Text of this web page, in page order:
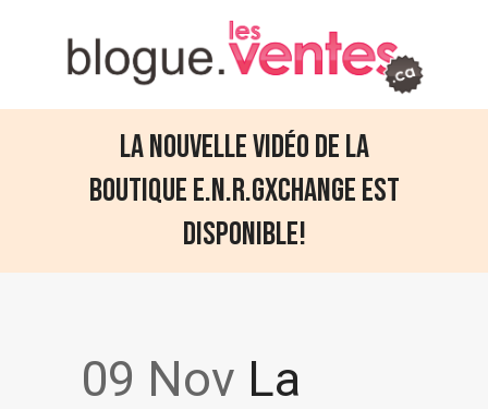
La nouvelle vidéo de la
boutique E.N.R.GXCHANGE est
disponible!
09 Nov La